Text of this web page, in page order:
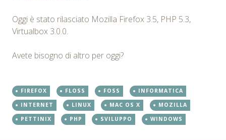
Oggi è stato rilasciato Mozilla Firefox 3.5, PHP 5.3,
Virtualbox 3.0.0.
Avete bisogno di altro per oggi?
FIREFOX FLOSS FOSS
INFORMATICA
INTERNET
LINUX MAC OS X
MOZILLA
PETTINIX
PHP SVILUPPO WINDOWS